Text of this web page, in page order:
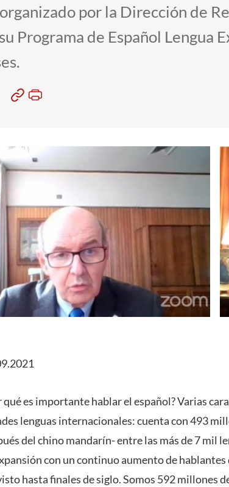
por la Dirección de
Programa de Español Lengua
qué es importante hablar el español? Varias
lenguas internacionales: cuenta con 493
del chino mandarín- entre las más de 7 mil
con un continuo aumento de
hasta finales de siglo. Somos 592 millones